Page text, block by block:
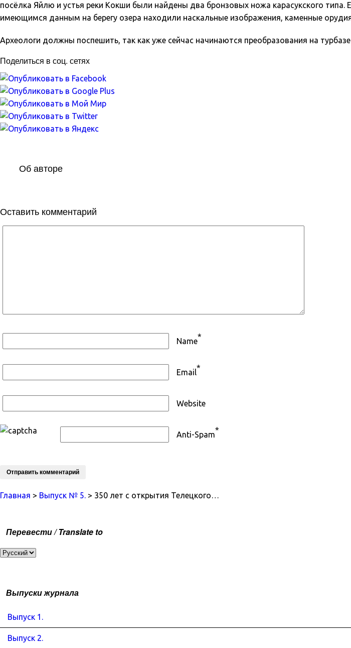
посёлка Яйлю и устья реки Кокши были найдены два бронзовых ножа карасукского
имеющимся данным на берегу озера находили наскальные изображения, каменные
Археологи должны поспешить, так как уже сейчас начинаются преобразования на
Поделиться в соц. сетях
Об авторе
Оставить комментарий
Name*
Email*
Website
Anti-Spam*
Главная > Выпуск № 5. > 350 лет с открытия Телецкого…
Перевести / Translate to
Выпуски журнала
Выпуск 1.
Выпуск 2.